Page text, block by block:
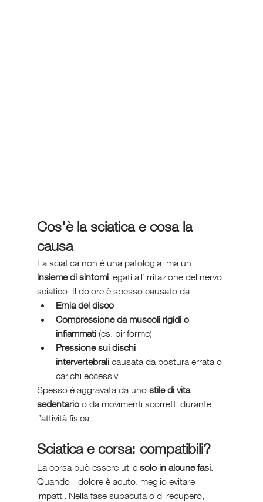
Cos'è la sciatica e cosa la
causa
La sciatica non è una patologia, ma un
insieme di sintomi legati all’irritazione del nervo
sciatico. Il dolore è spesso causato da:
Ernia del disco
Compressione da muscoli rigidi o
infiammati (es. piriforme)
Pressione sui dischi
intervertebrali causata da postura errata o
carichi eccessivi
Spesso è aggravata da uno stile di vita
sedentario o da movimenti scorretti durante
l’attività fisica.
Sciatica e corsa: compatibili?
La corsa può essere utile solo in alcune fasi.
Quando il dolore è acuto, meglio evitare
impatti. Nella fase subacuta o di recupero,